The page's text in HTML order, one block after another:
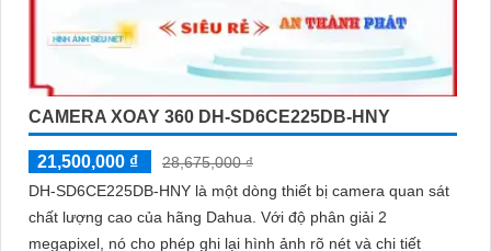
CAMERA XOAY 360 DH-SD6CE225DB-HNY
21,500,000 ₫
28,675,000 ₫
DH-SD6CE225DB-HNY là một dòng thiết bị camera quan sát
chất lượng cao của hãng Dahua. Với độ phân giải 2
megapixel, nó cho phép ghi lại hình ảnh rõ nét và chi tiết